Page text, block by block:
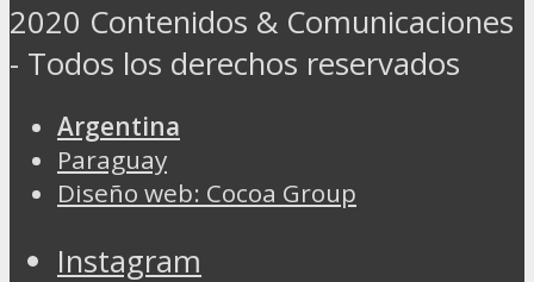
2020 Contenidos & Comunicaciones
- Todos los derechos reservados
Argentina
Paraguay
Diseño web: Cocoa Group
Instagram